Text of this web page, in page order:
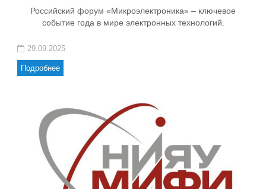
Российский форум «Микроэлектроника» – ключевое
событие года в мире электронных технологий.
29.09.2025
Подробнее